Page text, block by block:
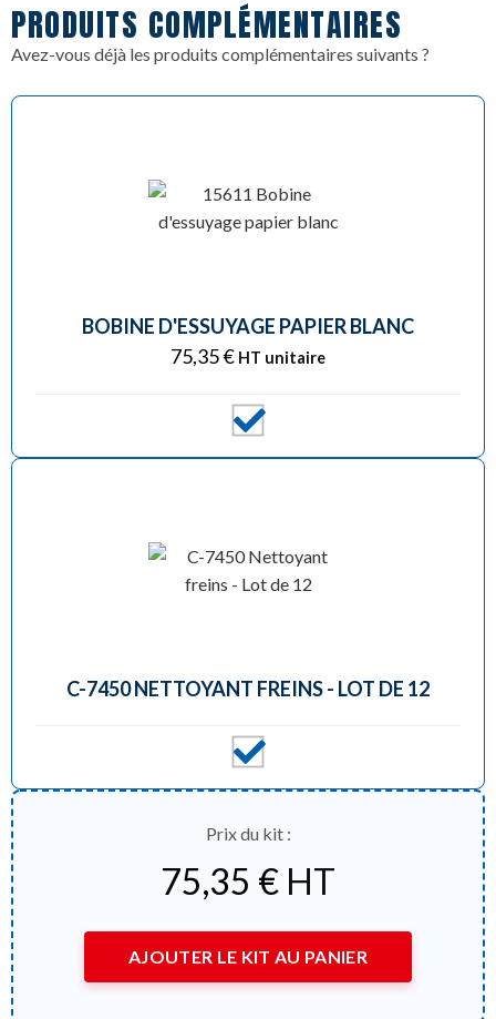
PRODUITS COMPLÉMENTAIRES
Avez-vous déjà les produits complémentaires suivants ?
BOBINE D'ESSUYAGE PAPIER BLANC
75,35€ HT unitaire
C-7450 NETTOYANT FREINS - LOT DE 12
Prix du kit :
75,35 € HT
AJOUTER LE KIT AU PANIER